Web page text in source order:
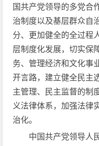
国共产党领导的多党合
治制度以及基层群众自
分、更加健全的全过程
层制度化发展，切实保
务、管理经济和文化事
开言路，建立健全民主
主管理、民主监督的制
义法律体系，加强法律
治化。
中国共产党领导人